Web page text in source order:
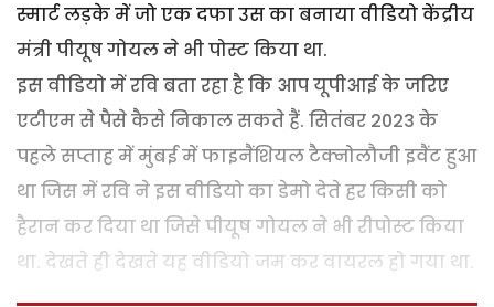
स्मार्ट लड़के में जो एक दफा उस का बनाया वीडियो केंद्रीय
मंत्री पीयूष गोयल ने भी पोस्ट किया था.
इस वीडियो में रवि बता रहा है कि आप यूपीआई के जरिए
एटीएम से पैसे कैसे निकाल सकते हैं. सितंबर 2023 के
पहले सप्ताह में मुंबई में फाइनैंशियल टैक्नोलौजी इवैंट हुआ
था जिस में रवि ने इस वीडियो का डेमो देते हर किसी को
हैरान कर दिया था जिसे पीयूष गोयल ने भी रीपोस्ट किया
था. देखते ही देखते यह वीडियो जम कर वायरल हो गया था.